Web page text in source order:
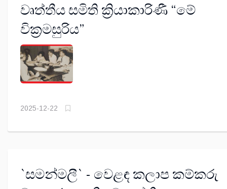
වෘත්තීය සමිති ක්‍රියාකාරිණී “මේ
වික්‍රමසුරිය”
2025-12-22
`සමන්මලී` - වෙළඳ කලාප කම්කරු